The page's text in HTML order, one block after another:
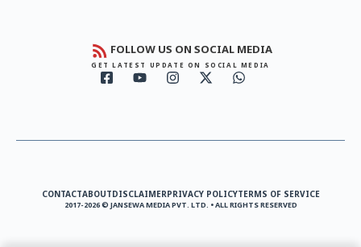
FOLLOW US ON SOCIAL MEDIA
GET LATEST UPDATE ON SOCIAL MEDIA
CONTACTABOUTDISCLAIMERPRIVACY POLICYTERMS OF SERVICE
2017-2026 © JANSEWA MEDIA PVT. LTD. • ALL RIGHTS RESERVED